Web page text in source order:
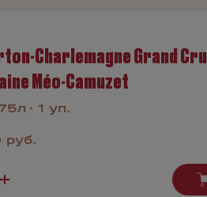
Charlemagne Grand Cru
Méo-Camuzet
1 уп.
руб.